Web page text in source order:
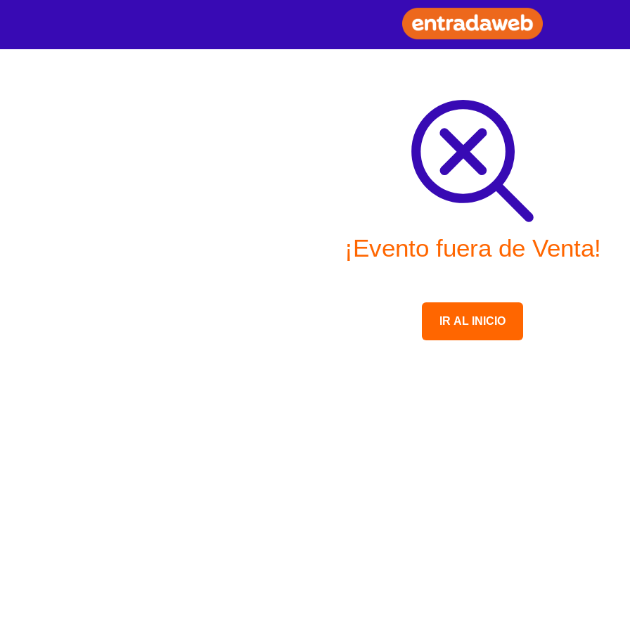
¡Evento fuera de Venta!
IR AL INICIO